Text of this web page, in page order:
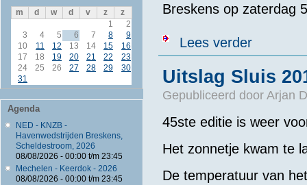
m d w d v z
z
1
2
3
4 5 6 7 8
9
10
11 12 13 14 15
16
17
18 19 20 21 22
23
24
25 26 27 28 29
30
31
Agenda
NED - KNZB -
Havenwedstrijden Breskens,
Scheldestroom, 2026
08/08/2026 - 00:00t/m 23:45
Mechelen - Keerdok - 2026
08/08/2026 - 00:00t/m 23:45
Breskens op zaterdag
Lees verderover
Uitslag Sluis
Gepubliceerd door Arjan
45ste editie is weer
Het zonnetje kwam te
De temperatuur van